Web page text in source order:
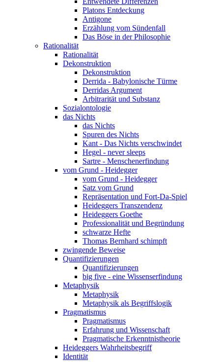
Platons Entdeckung
Antigone
Erzählung vom Sündenfall
Das Böse in der Philosophie
Rationalität
Rationalität
Dekonstruktion
Dekonstruktion
Derrida - Babylonische Türme
Derridas Argument
Arbitrarität und Substanz
Sozialontologie
das Nichts
das Nichts
Spuren des Nichts
Kant - Das Nichts verschwindet
Hegel - never sleeps
Sartre - Menschenerfindung
vom Grund - Heidegger
vom Grund - Heidegger
Satz vom Grund
Repräsentation und Fort-Da-Spiel
Heideggers Transzendenz
Heideggers Goethe
Professionalität und Begründung
schwarze Hefte
Thomas Bernhard schimpft
zwingende Beweise
Quantifizierungen
Quantifizierungen
big five - eine Wissenserfindung
Metaphysik
Metaphysik
Metaphysik als Begriffslogik
Pragmatismus
Pragmatismus
Erfahrung und Wissenschaft
Pragmatische Erkenntnistheorie
Heideggers Wahrheitsbegriff
Identität